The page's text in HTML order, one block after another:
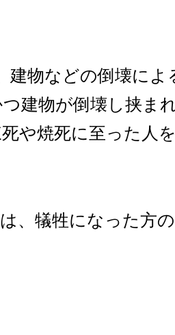
建物などの倒壊によ
建物が倒壊し挟ま
や焼死に至った人
、犠牲になった方